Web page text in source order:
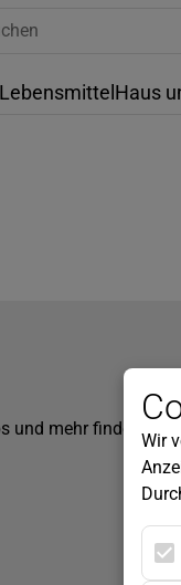
Lebensmittel Haus
und mehr findest du
Wir